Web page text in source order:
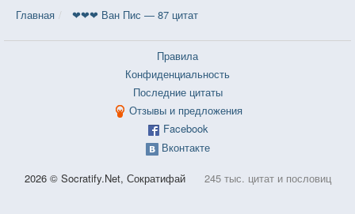
Главная ❤❤❤ Ван Пис — 87 цитат
Правила
Конфиденциальность
Последние цитаты
Отзывы и предложения
Facebook
Вконтакте
2026 © Socratify.Net, Сократифай 245 тыс. цитат и пословиц